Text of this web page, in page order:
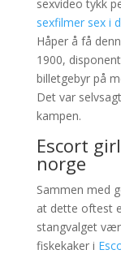
sexvideo tykk
sexfilmer sex i
Håper å få
1900,
billetgebyr på
Det var
kampen.
Escort
norge
Sammen med
at dette oftest
stangvalget
fiskekaker i